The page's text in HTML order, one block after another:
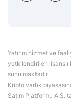
Yatırım hizmet ve
yetkilendirilen lisanslı
sunulmaktadır.
Kripto varlık
Satım Platformu A.Ş.